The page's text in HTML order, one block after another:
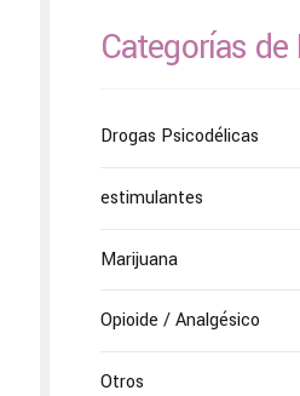
Categorías
Drogas Psicodélicas
estimulantes
Marijuana
Opioide / Analgésico
Otros